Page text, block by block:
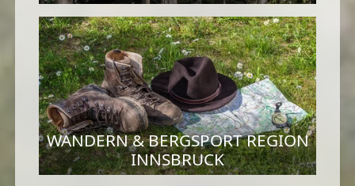
WANDERN & BERGSPORT REGION
INNSBRUCK